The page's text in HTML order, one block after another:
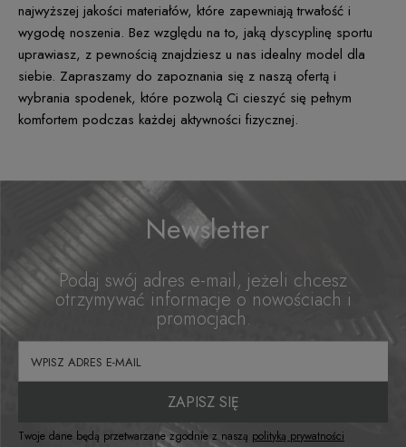
najwyższej jakości materiałów, które zapewniają trwałość i
wygodę noszenia. Bez względu na to, jaką dyscyplinę sportu
uprawiasz, z pewnością znajdziesz u nas idealny model dla
siebie. Zapraszamy do zapoznania się z naszą ofertą i
wybrania spodenek, które pozwolą Ci cieszyć się pełnym
komfortem podczas każdej aktywności fizycznej.
Newsletter
Podaj swój adres e-mail, jeżeli chcesz
otrzymywać informacje o nowościach i
promocjach.
ZAPISZ SIĘ
Twoje dane będą przetwarzane zgodnie z naszą polityką prywatności